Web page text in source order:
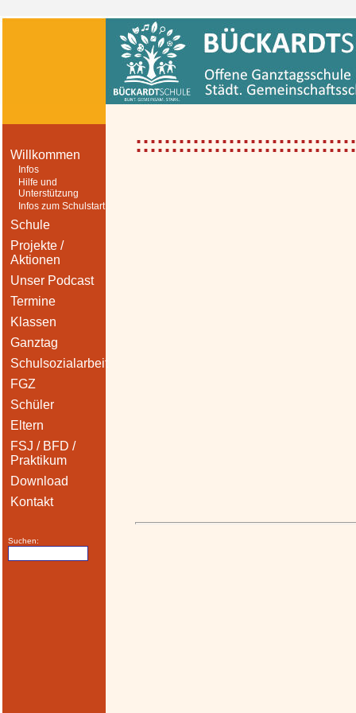
Willkommen
Infos
Hilfe und
Unterstützung
Infos zum Schulstart
Schule
Projekte /
Aktionen
Unser Podcast
Termine
Klassen
Ganztag
Schulsozialarbeit
FGZ
Schüler
Eltern
FSJ / BFD /
Praktikum
Download
Kontakt
Suchen: